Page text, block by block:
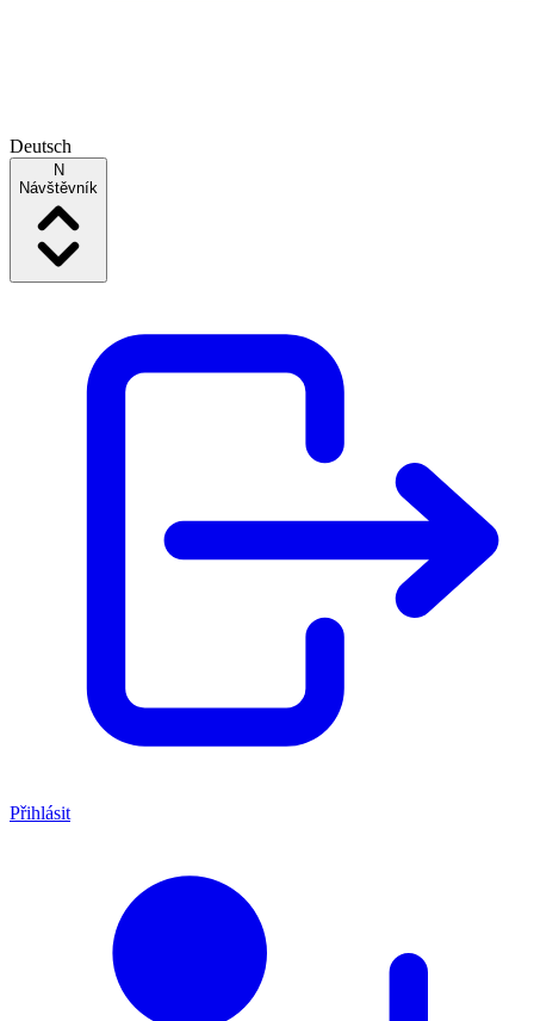
Deutsch
N
Návštěvník
Přihlásit